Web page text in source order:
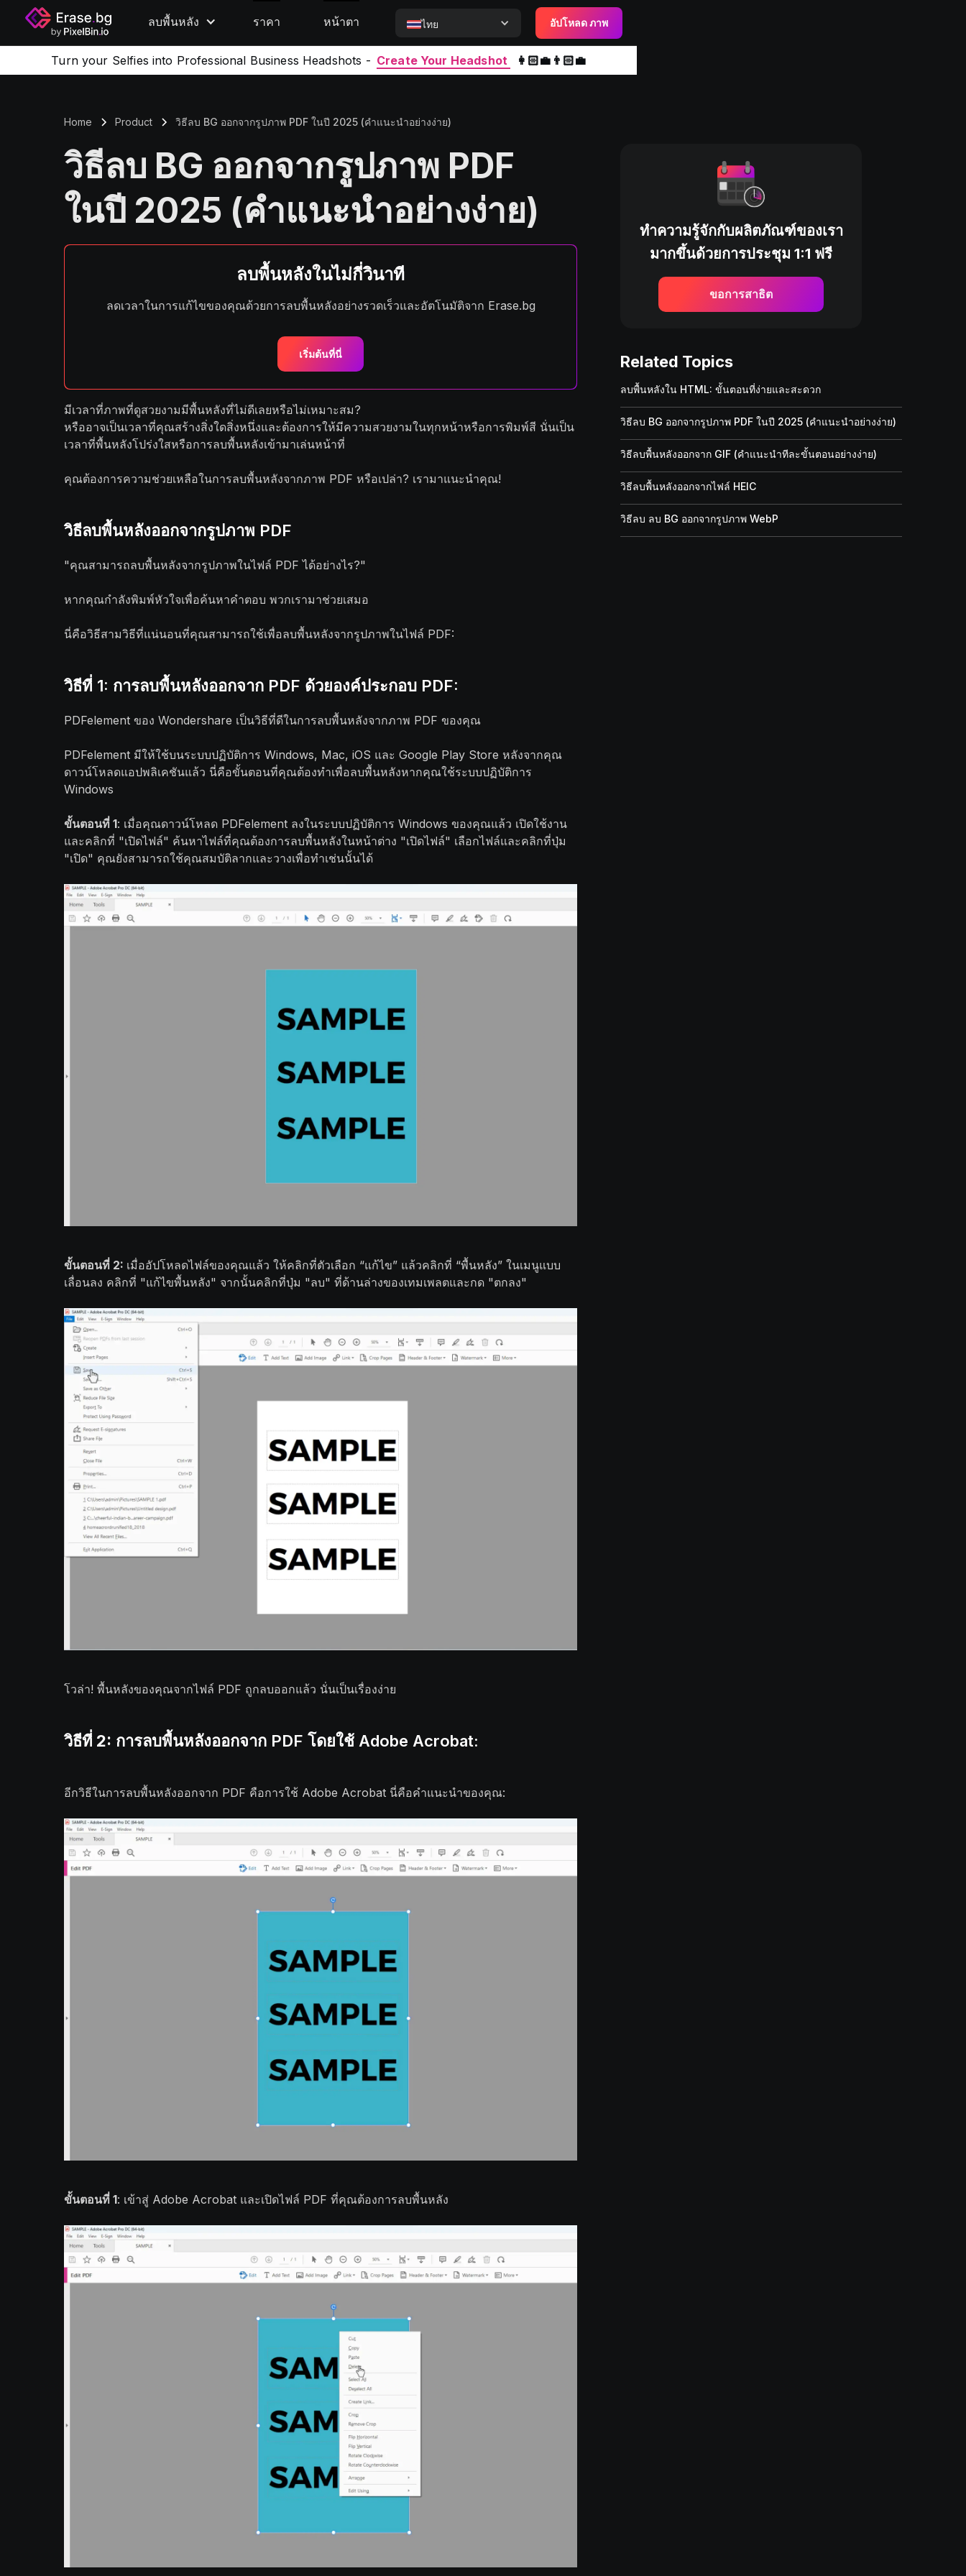
ลบพื้นหลัง ราคา หน้าตา ไทย อัปโหลด ภาพ
Turn your Selfies into Professional Business Headshots - Create Your Headshot 👩🏻‍💼👨🏻‍💼
Home Product วิธีลบ BG ออกจากรูปภาพ PDF ในปี 2025 (คำแนะนำอย่างง่าย)
วิธีลบ BG ออกจากรูปภาพ PDF
ในปี 2025 (คำแนะนำอย่างง่าย)
ลบพื้นหลังในไม่กี่วินาที
ลดเวลาในการแก้ไขของคุณด้วยการลบพื้นหลังอย่างรวดเร็วและอัตโนมัติจาก Erase.bg
เริ่มต้นที่นี่
มีเวลาที่ภาพที่ดูสวยงามมีพื้นหลังที่ไม่ดีเลยหรือไม่เหมาะสม?
หรืออาจเป็นเวลาที่คุณสร้างสิ่งใดสิ่งหนึ่งและต้องการให้มีความสวยงามในทุกหน้าหรือการพิมพ์สี นั่นเป็น
เวลาที่พื้นหลังโปร่งใสหรือการลบพื้นหลังเข้ามาเล่นหน้าที่
คุณต้องการความช่วยเหลือในการลบพื้นหลังจากภาพ PDF หรือเปล่า? เรามาแนะนำคุณ!
วิธีลบพื้นหลังออกจากรูปภาพ PDF
"คุณสามารถลบพื้นหลังจากรูปภาพในไฟล์ PDF ได้อย่างไร?"
หากคุณกำลังพิมพ์หัวใจเพื่อค้นหาคำตอบ พวกเรามาช่วยเสมอ
นี่คือวิธีสามวิธีที่แน่นอนที่คุณสามารถใช้เพื่อลบพื้นหลังจากรูปภาพในไฟล์ PDF:
วิธีที่ 1: การลบพื้นหลังออกจาก PDF ด้วยองค์ประกอบ PDF:
PDFelement ของ Wondershare เป็นวิธีที่ดีในการลบพื้นหลังจากภาพ PDF ของคุณ
PDFelement มีให้ใช้บนระบบปฏิบัติการ Windows, Mac, iOS และ Google Play Store หลังจากคุณ
ดาวน์โหลดแอปพลิเคชันแล้ว นี่คือขั้นตอนที่คุณต้องทำเพื่อลบพื้นหลังหากคุณใช้ระบบปฏิบัติการ
Windows
ขั้นตอนที่ 1: เมื่อคุณดาวน์โหลด PDFelement ลงในระบบปฏิบัติการ Windows ของคุณแล้ว เปิดใช้งาน
และคลิกที่ "เปิดไฟล์" ค้นหาไฟล์ที่คุณต้องการลบพื้นหลังในหน้าต่าง "เปิดไฟล์" เลือกไฟล์และคลิกที่ปุ่ม
"เปิด" คุณยังสามารถใช้คุณสมบัติลากและวางเพื่อทำเช่นนั้นได้
ขั้นตอนที่ 2: เมื่ออัปโหลดไฟล์ของคุณแล้ว ให้คลิกที่ตัวเลือก “แก้ไข” แล้วคลิกที่ “พื้นหลัง” ในเมนูแบบ
เลื่อนลง คลิกที่ "แก้ไขพื้นหลัง" จากนั้นคลิกที่ปุ่ม "ลบ" ที่ด้านล่างของเทมเพลตและกด "ตกลง"
โวล่า! พื้นหลังของคุณจากไฟล์ PDF ถูกลบออกแล้ว นั่นเป็นเรื่องง่าย
วิธีที่ 2: การลบพื้นหลังออกจาก PDF โดยใช้ Adobe Acrobat:
อีกวิธีในการลบพื้นหลังออกจาก PDF คือการใช้ Adobe Acrobat นี่คือคำแนะนำของคุณ:
ขั้นตอนที่ 1: เข้าสู่ Adobe Acrobat และเปิดไฟล์ PDF ที่คุณต้องการลบพื้นหลัง
ทำความรู้จักกับผลิตภัณฑ์ของเรา
มากขึ้นด้วยการประชุม 1:1 ฟรี
ขอการสาธิต
Related Topics
ลบพื้นหลังใน HTML: ขั้นตอนที่ง่ายและสะดวก
วิธีลบ BG ออกจากรูปภาพ PDF ในปี 2025 (คำแนะนำอย่างง่าย)
วิธีลบพื้นหลังออกจาก GIF (คำแนะนำทีละขั้นตอนอย่างง่าย)
วิธีลบพื้นหลังออกจากไฟล์ HEIC
วิธีลบ ลบ BG ออกจากรูปภาพ WebP